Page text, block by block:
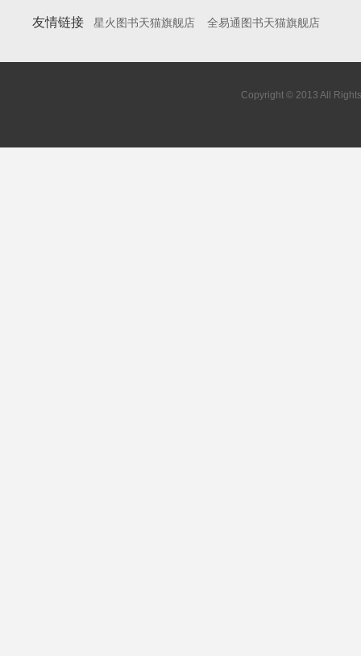
友情链接 星火图书天猫旗舰店 全易通图书天猫旗舰店
Copyright © 2013 All